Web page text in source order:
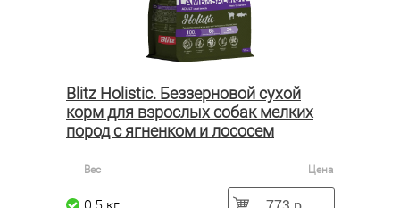
Blitz Holistic. Беззерновой сухой
корм для взрослых собак мелких
пород с ягненком и лососем
Вес Цена